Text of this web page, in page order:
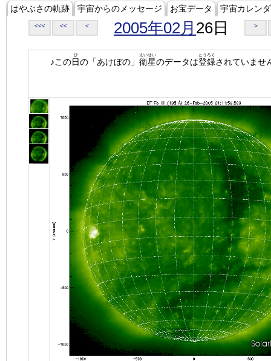
はやぶさの軌跡 宇宙からのメッセージ お宝データ 宇宙カレン
<<< << < 2005年02月 26日 >
♪この日
ひ
の「あけぼの」 衛星
えいせい
のデータは登録
とうろく
されていませ